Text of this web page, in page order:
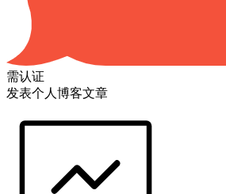
需认证
发表个人博客文章